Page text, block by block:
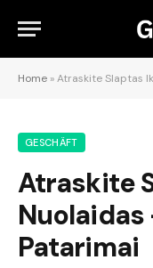
Home »Atraskite Slaptas
GESCHÄFT
Atraskite
Patarimai